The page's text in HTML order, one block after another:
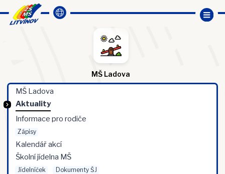
MŠ Ladova
MŠ Ladova
Aktuality
Informace pro rodiče
Zápisy
Kalendář akcí
Školní jídelna MŠ
Jídelníček Dokumenty ŠJ